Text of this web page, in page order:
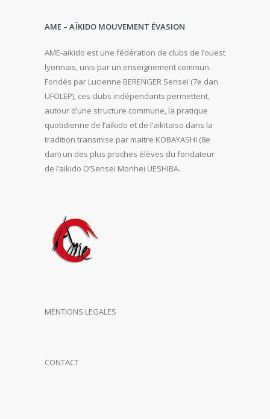
AME – AÏKIDO MOUVEMENT ÉVASION
AME-aikido est une fédération de clubs de l’ouest
lyonnais, unis par un enseignement commun.
Fondés par Lucienne BERENGER Senseï (7e dan
UFOLEP), ces clubs indépendants permettent,
autour d’une structure commune, la pratique
quotidienne de l’aïkido et de l’aikitaiso dans la
tradition transmise par maitre KOBAYASHI (8e
dan) un des plus proches élèves du fondateur
de l’aikido O’Sensei Morihei UESHIBA.
MENTIONS LEGALES
CONTACT